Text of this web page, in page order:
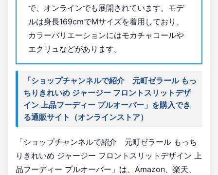
で、オンラインでも展開されています。モデ
ルは身長169cmでMサイズを着用しており、
カラーバリエーションにはモカチャコールや
エクリュなどがあります。
「ショップチャンネルで紹介 元町ゼラール もっ
ちりきれいめ ジャージー フロントスリットデザ
イン 上品フーディー プルオーバー」を購入でき
る通販サイト（オンラインストア）
「ショップチャンネルで紹介 元町ゼラール もっち
りきれいめ ジャージー フロントスリットデザイン 上
品フーディー プルオーバー」は、Amazon、楽天、